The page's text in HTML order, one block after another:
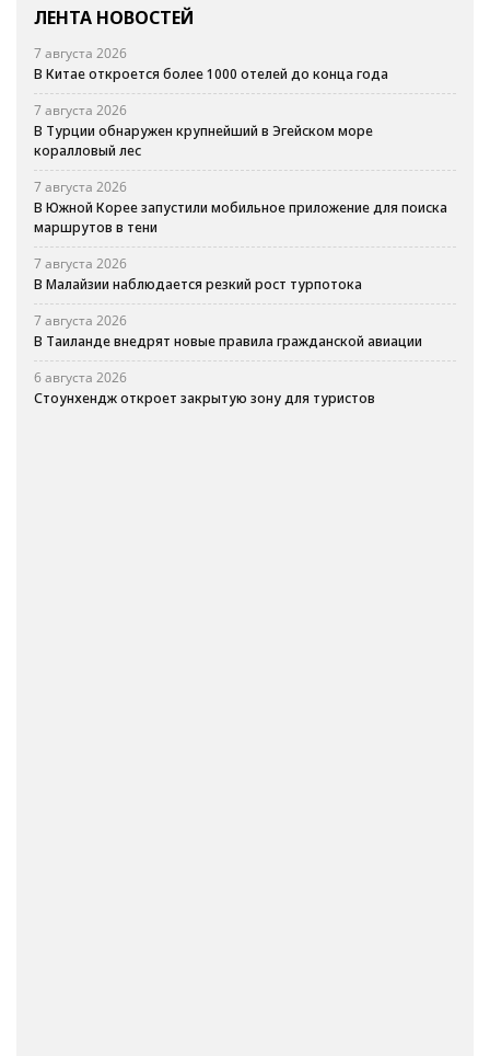
ЛЕНТА НОВОСТЕЙ
7 августа 2026
В Китае откроется более 1000 отелей до конца года
7 августа 2026
В Турции обнаружен крупнейший в Эгейском море
коралловый лес
7 августа 2026
В Южной Корее запустили мобильное приложение для поиска
маршрутов в тени
7 августа 2026
В Малайзии наблюдается резкий рост турпотока
7 августа 2026
В Таиланде внедрят новые правила гражданской авиации
6 августа 2026
Стоунхендж откроет закрытую зону для туристов